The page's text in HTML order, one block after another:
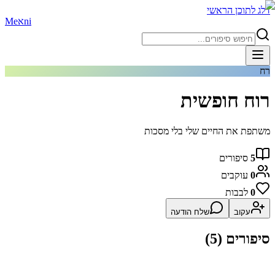
דלג לתוכן הראשי
Meאni
רח
רוח חופשית
משתפת את החיים שלי בלי מסכות
5 סיפורים
0 עוקבים
0 לבבות
עקוב שלח הודעה
סיפורים (5
)